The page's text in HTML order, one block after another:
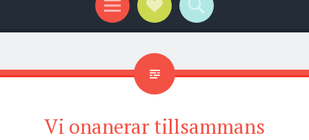
Menu
Social
Search
Vi onanerar tillsammans